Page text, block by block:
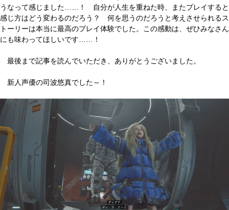
うなって感じました……！ 自分が人生を重ねた時、またプレイすると
感じ方はどう変わるのだろう？ 何を思うのだろうと考えさせられるス
トーリーは本当に最高のプレイ体験でした。この感動は、ぜひみなさん
にも味わってほしいです……！
最後まで記事を読んでいただき、ありがとうございました。
新人声優の司波悠真でした～！